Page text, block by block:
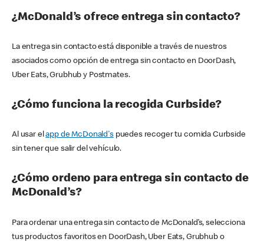
¿McDonald’s ofrece entrega sin contacto?
La entrega sin contacto está disponible a través de nuestros
asociados como opción de entrega sin contacto en DoorDash,
Uber Eats, Grubhub y Postmates.
¿Cómo funciona la recogida Curbside?
Al usar elapp de McDonald'spuedes recoger tu comida Curbside
sin tener que salir del vehículo.
¿Cómo ordeno para entrega sin contacto de
McDonald’s?
Para ordenar una entrega sin contacto de McDonald’s, selecciona
tus productos favoritos en DoorDash, Uber Eats, Grubhub o